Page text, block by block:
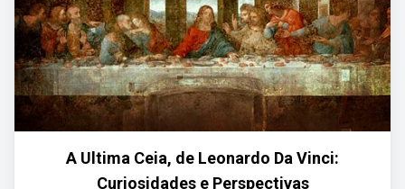
A Ultima Ceia, de Leonardo Da Vinci:
Curiosidades e Perspectivas